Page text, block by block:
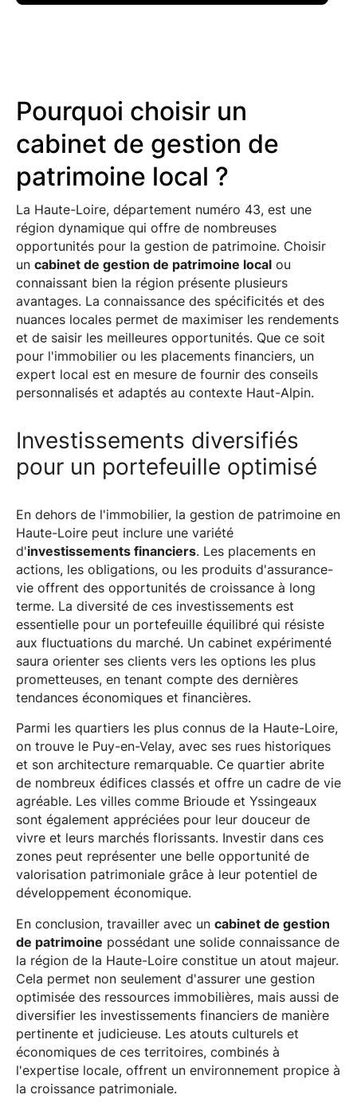
Pourquoi choisir un
cabinet de gestion de
patrimoine local ?
La Haute-Loire, département numéro 43, est une
région dynamique qui offre de nombreuses
opportunités pour la gestion de patrimoine. Choisir
un cabinet de gestion de patrimoine localou
connaissant bien la région présente plusieurs
avantages. La connaissance des spécificités et des
nuances locales permet de maximiser les rendements
et de saisir les meilleures opportunités. Que ce soit
pour l'immobilier ou les placements financiers, un
expert local est en mesure de fournir des conseils
personnalisés et adaptés au contexte Haut-Alpin.
Investissements diversifiés
pour un portefeuille optimisé
En dehors de l'immobilier, la gestion de patrimoine en
Haute-Loire peut inclure une variété
d'investissements financiers. Les placements en
actions, les obligations, ou les produits d'assurance-
vie offrent des opportunités de croissance à long
terme. La diversité de ces investissements est
essentielle pour un portefeuille équilibré qui résiste
aux fluctuations du marché. Un cabinet expérimenté
saura orienter ses clients vers les options les plus
prometteuses, en tenant compte des dernières
tendances économiques et financières.
Parmi les quartiers les plus connus de la Haute-Loire,
on trouve le Puy-en-Velay, avec ses rues historiques
et son architecture remarquable. Ce quartier abrite
de nombreux édifices classés et offre un cadre de vie
agréable. Les villes comme Brioude et Yssingeaux
sont également appréciées pour leur douceur de
vivre et leurs marchés florissants. Investir dans ces
zones peut représenter une belle opportunité de
valorisation patrimoniale grâce à leur potentiel de
développement économique.
En conclusion, travailler avec un cabinet de gestion
de patrimoine possédant une solide connaissance de
la région de la Haute-Loire constitue un atout majeur.
Cela permet non seulement d'assurer une gestion
optimisée des ressources immobilières, mais aussi de
diversifier les investissements financiers de manière
pertinente et judicieuse. Les atouts culturels et
économiques de ces territoires, combinés à
l'expertise locale, offrent un environnement propice à
la croissance patrimoniale.